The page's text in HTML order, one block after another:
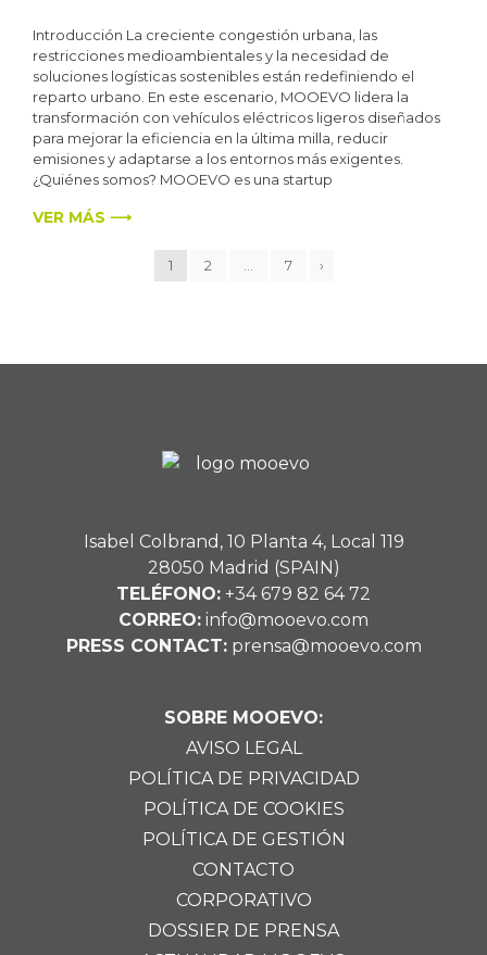
Introducción La creciente congestión urbana, las
restricciones medioambientales y la necesidad de
soluciones logísticas sostenibles están redefiniendo el
reparto urbano. En este escenario, MOOEVO lidera la
transformación con vehículos eléctricos ligeros diseñados
para mejorar la eficiencia en la última milla, reducir
emisiones y adaptarse a los entornos más exigentes.
¿Quiénes somos? MOOEVO es una startup
VER MÁS ⟶
1 2 7 ›
Isabel Colbrand, 10 Planta 4, Local 119
28050 Madrid (SPAIN)
TELÉFONO: +34 679 82 64 72
CORREO: info@mooevo.com
PRESS CONTACT:prensa@mooevo.com
SOBRE MOOEVO:
AVISO LEGAL
POLÍTICA DE PRIVACIDAD
POLÍTICA DE COOKIES
POLÍTICA DE GESTIÓN
CONTACTO
CORPORATIVO
DOSSIER DE PRENSA